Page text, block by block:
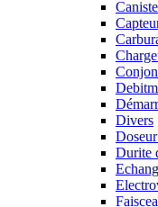
Divers
Durite